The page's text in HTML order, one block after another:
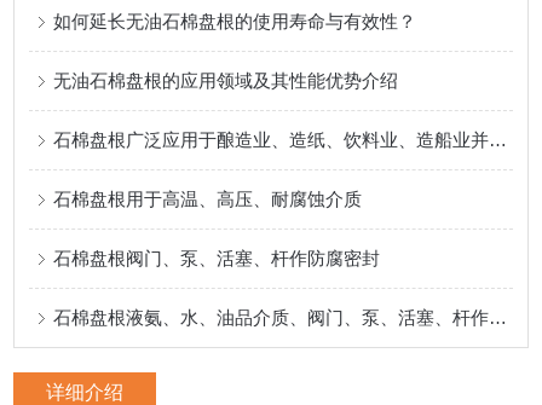
如何延长无油石棉盘根的使用寿命与有效性？
无油石棉盘根的应用领域及其性能优势介绍
石棉盘根广泛应用于酿造业、造纸、饮料业、造船业并专门用于食品
石棉盘根用于高温、高压、耐腐蚀介质
石棉盘根阀门、泵、活塞、杆作防腐密封
石棉盘根液氨、水、油品介质、阀门、泵、活塞、杆作防腐密封
详细介绍